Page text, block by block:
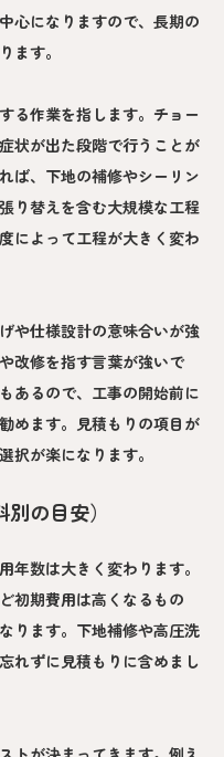
心になりますので、長期の
ます。
る作業を指します。チョー
状が出た段階で行うことが
ば、下地の補修やシーリン
り替えを含む大規模な工程
によって工程が大きく変わ
や仕様設計の意味合いが強
改修を指す言葉が強いで
あるので、工事の開始前に
めます。見積もりの項目が
択が楽になります。
の目安）
年数は大きく変わります。
初期費用は高くなるもの
ります。下地補修や高圧洗
れずに見積もりに含めまし